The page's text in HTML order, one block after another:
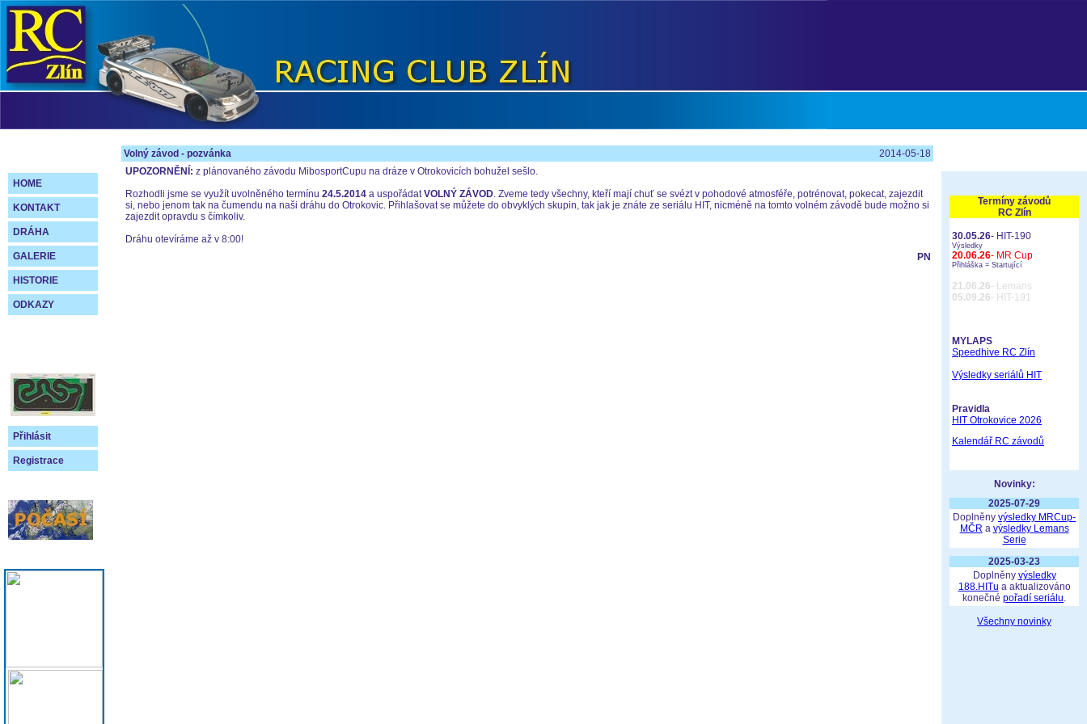
HOME
KONTAKT
DRÁHA
GALERIE
HISTORIE
ODKAZY
Přihlásit
Registrace
Volný závod - pozvánka
2014-05-18
UPOZORNĚNÍ: z plánovaného závodu MibosportCupu na dráze v Otrokovicích bohužel sešlo.
Rozhodli jsme se využít uvolněného termínu 24.5.2014 a uspořádatVOLNÝ ZÁVOD. Zveme tedy všechny, kteří mají chuť se svézt v pohodové atmosféře, potrénovat, pokecat, zajezdit
si, nebo jenom tak na čumendu na naši dráhu do Otrokovic. Přihlašovat se můžete do obvyklých skupin, tak jak je znáte ze seriálu HIT, nicméně na tomto volném závodě bude možno si
zajezdit opravdu s čímkoliv.
Dráhu otevíráme až v 8:00!
PN
Termíny závodů
RC Zlín
30.05.26- HIT-190
Výsledky
20.06.26- MR Cup
Přihláška = Startující
21.06.26- Lemans
05.09.26- HIT-191
MYLAPS
Speedhive RC Zlín
Výsledky seriálů HIT
Pravidla
HIT Otrokovice 2026
Kalendář RC závodů
Novinky:
2025-07-29
Doplněny výsledky MRCup-
MČR a výsledky Lemans
Serie
2025-03-23
Doplněny výsledky
188.HITu a aktualizováno
konečné pořadí seriálu.
Všechny novinky